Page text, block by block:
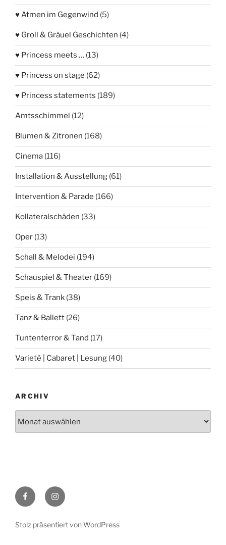
♥ Atmen im Gegenwind (5)
♥ Groll & Gräuel Geschichten (4)
♥ Princess meets … (13)
♥ Princess on stage (62)
♥ Princess statements (189)
Amtsschimmel (12)
Blumen & Zitronen (168)
Cinema (116)
Installation & Ausstellung (61)
Intervention & Parade (166)
Kollateralschäden (33)
Oper (13)
Schall & Melodei (194)
Schauspiel & Theater (169)
Speis & Trank (38)
Tanz & Ballett (26)
Tuntenterror & Tand (17)
Varieté | Cabaret | Lesung (40)
ARCHIV
FacebookInstagram
Stolz präsentiert von WordPress